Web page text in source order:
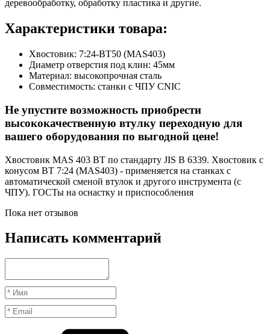
деревообработку, обработку пластика и другие.
Характеристики товара:
Хвостовик: 7:24-ВТ50 (MAS403)
Диаметр отверстия под клин: 45мм
Материал: высокопрочная сталь
Совместимость: станки с ЧПУ CNIC
Не упустите возможность приобрести
высококачественную втулку переходную для
вашего оборудования по выгодной цене!
Хвостовик MAS 403 BT по стандарту JIS B 6339. Хвостовик с
конусом BT 7:24 (MAS403) - применяется на станках с
автоматической сменой втулок и другого инструмента (с
ЧПУ). ГОСТы на оснастку и приспособления
Пока нет отзывов
Написать комментарий